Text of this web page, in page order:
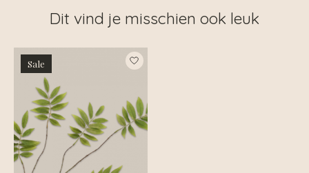
Dit vind je misschien ook leuk
Items van productcarrousel
Sale